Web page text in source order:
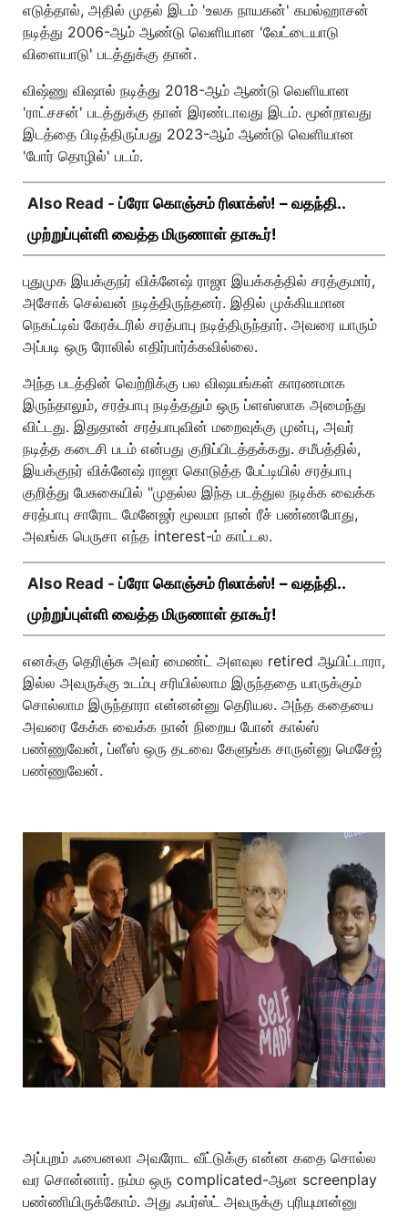
எடுத்தால், அதில் முதல் இடம் 'உலக நாயகன்' கமல்ஹாசன்
நடித்து 2006-ஆம் ஆண்டு வெளியான 'வேட்டையாடு
விளையாடு' படத்துக்கு தான்.
விஷ்ணு விஷால் நடித்து 2018-ஆம் ஆண்டு வெளியான
'ராட்சசன்' படத்துக்கு தான் இரண்டாவது இடம். மூன்றாவது
இடத்தை பிடித்திருப்பது 2023-ஆம் ஆண்டு வெளியான
'போர் தொழில்' படம்.
Also Read - ப்ரோ கொஞ்சம் ரிலாக்ஸ்! – வதந்தி..
முற்றுப்புள்ளி வைத்த மிருணாள் தாகூர்!
புதுமுக இயக்குநர் விக்னேஷ் ராஜா இயக்கத்தில் சரத்குமார்,
அசோக் செல்வன் நடித்திருந்தனர். இதில் முக்கியமான
நெகட்டிவ் கேரக்டரில் சரத்பாபு நடித்திருந்தார். அவரை யாரும்
அப்படி ஒரு ரோலில் எதிர்பார்க்கவில்லை.
அந்த படத்தின் வெற்றிக்கு பல விஷயங்கள் காரணமாக
இருந்தாலும், சரத்பாபு நடித்ததும் ஒரு ப்ளஸ்ஸாக அமைந்து
விட்டது. இதுதான் சரத்பாபுவின் மறைவுக்கு முன்பு, அவர்
நடித்த கடைசி படம் என்பது குறிப்பிடத்தக்கது. சமீபத்தில்,
இயக்குநர் விக்னேஷ் ராஜா கொடுத்த பேட்டியில் சரத்பாபு
குறித்து பேசுகையில் "முதல்ல இந்த படத்துல நடிக்க வைக்க
சரத்பாபு சாரோட மேனேஜர் மூலமா நான் ரீச் பண்ணபோது,
அவங்க பெருசா எந்த interest-ம் காட்டல.
Also Read - ப்ரோ கொஞ்சம் ரிலாக்ஸ்! – வதந்தி..
முற்றுப்புள்ளி வைத்த மிருணாள் தாகூர்!
எனக்கு தெரிஞ்சு அவர் மைண்ட் அளவுல retired ஆயிட்டாரா,
இல்ல அவருக்கு உடம்பு சரியில்லாம இருந்ததை யாருக்கும்
சொல்லாம இருந்தாரா என்னன்னு தெரியல. அந்த கதையை
அவரை கேக்க வைக்க நான் நிறைய போன் கால்ஸ்
பண்ணுவேன், ப்ளீஸ் ஒரு தடவை கேளுங்க சாருன்னு மெசேஜ்
பண்ணுவேன்.
அப்புறம் ஃபைனலா அவரோட வீட்டுக்கு என்ன கதை சொல்ல
வர சொன்னார். நம்ம ஒரு complicated-ஆன screenplay
பண்ணியிருக்கோம். அது ஃபர்ஸ்ட் அவருக்கு புரியுமான்னு